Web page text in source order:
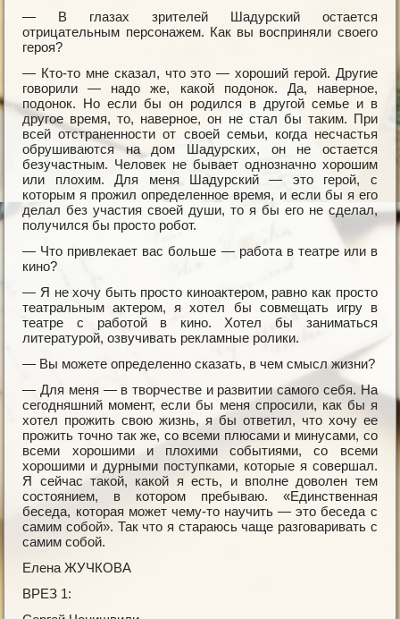
— В глазах зрителей Шадурский остается
отрицательным персонажем. Как вы восприняли своего
героя?
— Кто-то мне сказал, что это — хороший герой. Другие
говорили — надо же, какой подонок. Да, наверное,
подонок. Но если бы он родился в другой семье и в
другое время, то, наверное, он не стал бы таким. При
всей отстраненности от своей семьи, когда несчастья
обрушиваются на дом Шадурских, он не остается
безучастным. Человек не бывает однозначно хорошим
или плохим. Для меня Шадурский — это герой, с
которым я прожил определенное время, и если бы я его
делал без участия своей души, то я бы его не сделал,
получился бы просто робот.
— Что привлекает вас больше — работа в театре или в
кино?
— Я не хочу быть просто киноактером, равно как просто
театральным актером, я хотел бы совмещать игру в
театре с работой в кино. Хотел бы заниматься
литературой, озвучивать рекламные ролики.
— Вы можете определенно сказать, в чем смысл жизни?
— Для меня — в творчестве и развитии самого себя. На
сегодняшний момент, если бы меня спросили, как бы я
хотел прожить свою жизнь, я бы ответил, что хочу ее
прожить точно так же, со всеми плюсами и минусами, со
всеми хорошими и плохими событиями, со всеми
хорошими и дурными поступками, которые я совершал.
Я сейчас такой, какой я есть, и вполне доволен тем
состоянием, в котором пребываю. «Единственная
беседа, которая может чему-то научить — это беседа с
самим собой». Так что я стараюсь чаще разговаривать с
самим собой.
Елена ЖУЧКОВА
ВРЕЗ 1: